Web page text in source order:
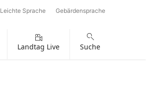
Leichte Sprache Gebärdensprache
Landtag Live Suche